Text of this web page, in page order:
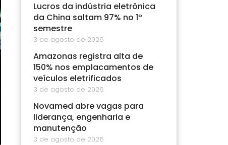
Lucros da indústria eletrônica
da China saltam 97% no 1º
semestre
3 de agosto de 2026
Amazonas registra alta de
150% nos emplacamentos de
veículos eletrificados
3 de agosto de 2026
Novamed abre vagas para
liderança, engenharia e
manutenção
3 de agosto de 2026